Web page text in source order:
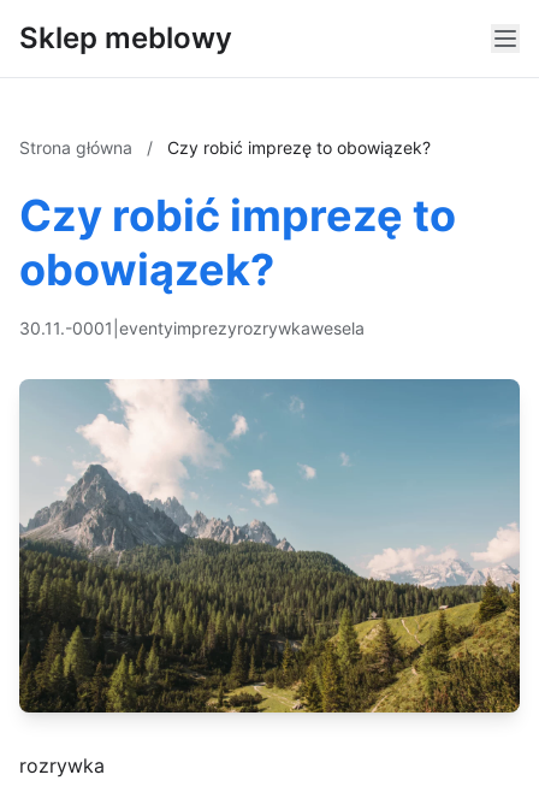
Sklep meblowy
Strona główna / Czy robić imprezę to obowiązek?
Czy robić imprezę to
obowiązek?
30.11.-0001 eventyimprezyrozrywkawesela
rozrywka